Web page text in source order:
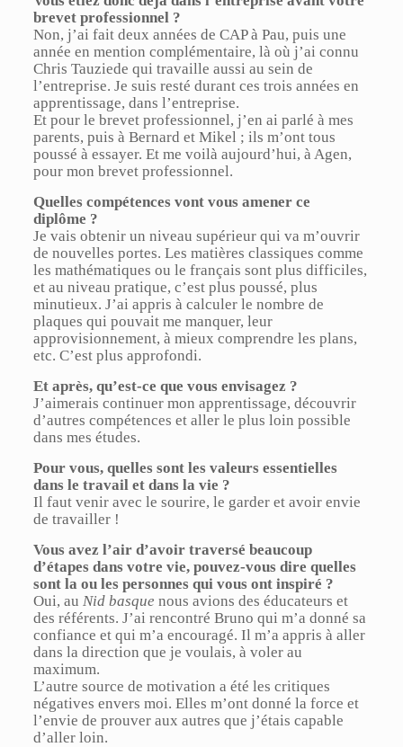
brevet professionnel ?
Non, j’ai fait deux années de CAP à Pau, puis une
année en mention complémentaire, là où j’ai connu
Chris Tauziede qui travaille aussi au sein de
l’entreprise. Je suis resté durant ces trois années en
apprentissage, dans l’entreprise.
Et pour le brevet professionnel, j’en ai parlé à mes
parents, puis à Bernard et Mikel ; ils m’ont tous
poussé à essayer. Et me voilà aujourd’hui, à Agen,
pour mon brevet professionnel.
Quelles compétences vont vous amener ce
diplôme ?
Je vais obtenir un niveau supérieur qui va m’ouvrir
de nouvelles portes. Les matières classiques comme
les mathématiques ou le français sont plus difficiles,
et au niveau pratique, c’est plus poussé, plus
minutieux. J’ai appris à calculer le nombre de
plaques qui pouvait me manquer, leur
approvisionnement, à mieux comprendre les plans,
etc. C’est plus approfondi.
Et après, qu’est-ce que vous envisagez ?
J’aimerais continuer mon apprentissage, découvrir
d’autres compétences et aller le plus loin possible
dans mes études.
Pour vous, quelles sont les valeurs essentielles
dans le travail et dans la vie ?
Il faut venir avec le sourire, le garder et avoir envie
de travailler !
Vous avez l’air d’avoir traversé beaucoup
d’étapes dans votre vie, pouvez-vous dire quelles
sont la ou les personnes qui vous ont inspiré ?
Oui, au Nid basque nous avions des éducateurs et
des référents. J’ai rencontré Bruno qui m’a donné sa
confiance et qui m’a encouragé. Il m’a appris à aller
dans la direction que je voulais, à voler au
maximum.
L’autre source de motivation a été les critiques
négatives envers moi. Elles m’ont donné la force et
l’envie de prouver aux autres que j’étais capable
d’aller loin.